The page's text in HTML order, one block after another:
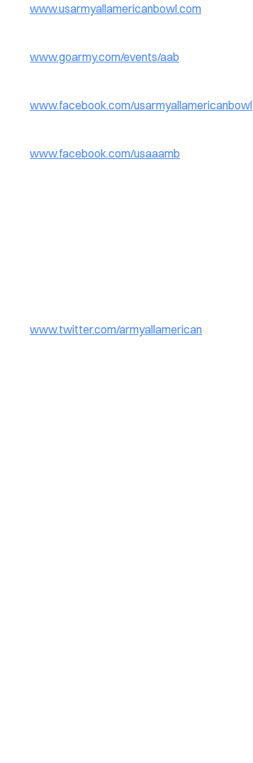
www.usarmyallamericanbowl.com
www.goarmy.com/events/aab
www.facebook.com/usarmyallamericanbowl
www.facebook.com/usaaamb
www.twitter.com/armyallamerican